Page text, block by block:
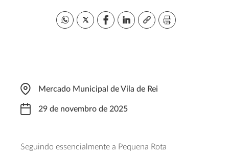
Mercado Municipal de Vila de Rei
29 de novembro de 2025
Seguindo essencialmente a Pequena Rota